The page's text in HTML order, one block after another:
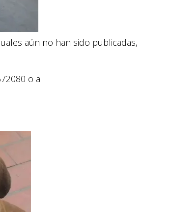
aún no han sido publicadas,
o a